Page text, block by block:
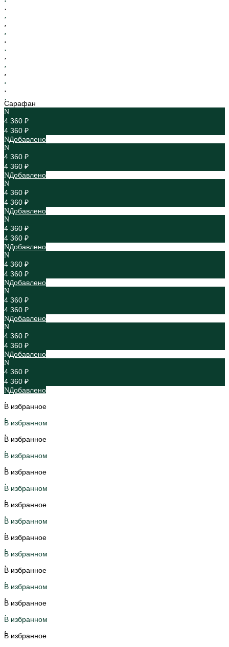
Сарафан
4 360 ₽
4 360 ₽
Добавлено
4 360 ₽
4 360 ₽
Добавлено
4 360 ₽
4 360 ₽
Добавлено
4 360 ₽
4 360 ₽
Добавлено
4 360 ₽
4 360 ₽
Добавлено
4 360 ₽
4 360 ₽
Добавлено
4 360 ₽
4 360 ₽
Добавлено
4 360 ₽
4 360 ₽
Добавлено
В избранное
В избранном
В избранное
В избранном
В избранное
В избранном
В избранное
В избранном
В избранное
В избранном
В избранное
В избранном
В избранное
В избранном
В избранное